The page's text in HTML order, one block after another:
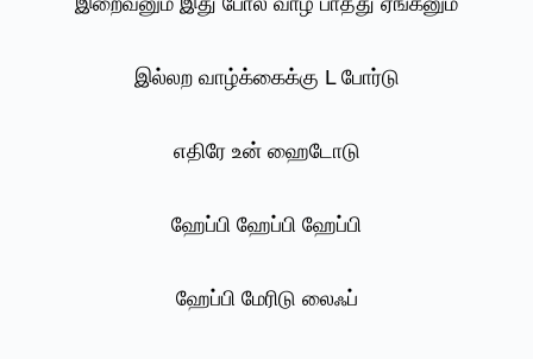
இல்லற வாழ்க்கைக்கு L போர்டு
எதிரே உன் ஹைடோடு
ஹேப்பி ஹேப்பி ஹேப்பி
ஹேப்பி மேரிடு லைஃப்